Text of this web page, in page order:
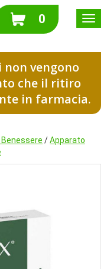
0prodotti
inseriti
vengono
che il ritiro
in farmacia.
/Apparato